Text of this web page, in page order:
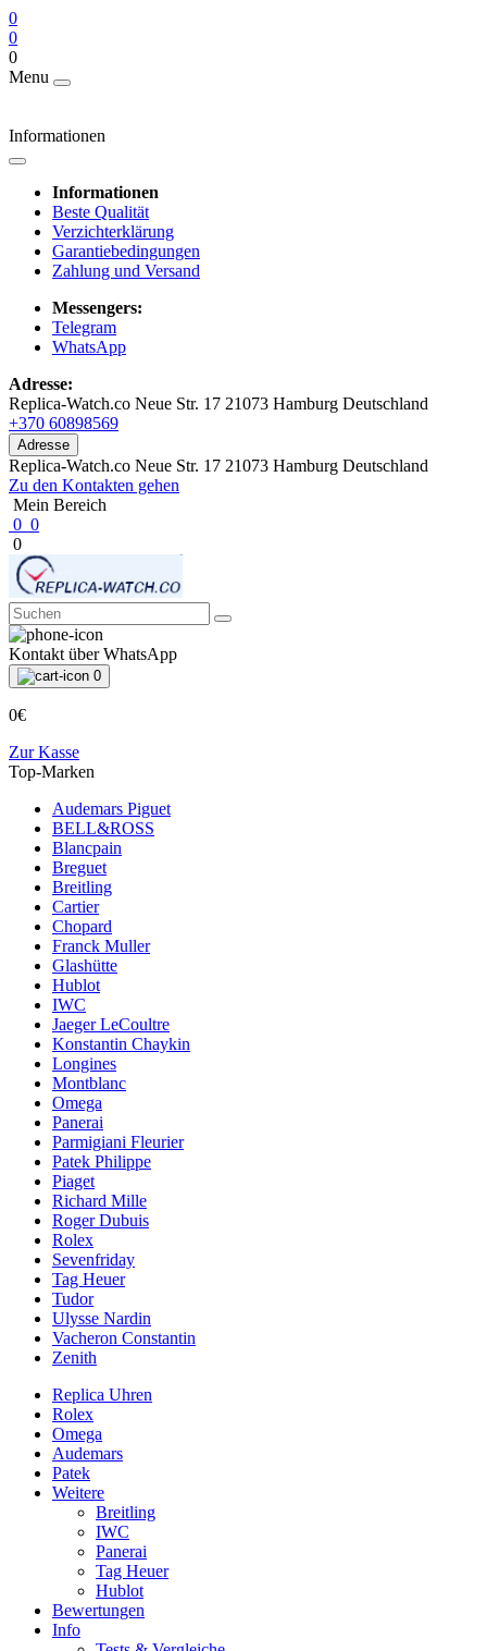
0
0
0
Menu
Informationen
Informationen
Beste Qualität
Verzichterklärung
Garantiebedingungen
Zahlung und Versand
Messengers:
Telegram
WhatsApp
Adresse:
Replica-Watch.co Neue Str. 17 21073 Hamburg Deutschland
+370 60898569
Adresse
Replica-Watch.co Neue Str. 17 21073 Hamburg Deutschland
Zu den Kontakten gehen
Mein Bereich
0 0
0
Kontakt über WhatsApp
0
0€
Zur Kasse
Top-Marken
Audemars Piguet
BELL&ROSS
Blancpain
Breguet
Breitling
Cartier
Chopard
Franck Muller
Glashütte
Hublot
IWC
Jaeger LeCoultre
Konstantin Chaykin
Longines
Montblanc
Omega
Panerai
Parmigiani Fleurier
Patek Philippe
Piaget
Richard Mille
Roger Dubuis
Rolex
Sevenfriday
Tag Heuer
Tudor
Ulysse Nardin
Vacheron Constantin
Zenith
Replica Uhren
Rolex
Omega
Audemars
Patek
Weitere
Breitling
IWC
Panerai
Tag Heuer
Hublot
Bewertungen
Info